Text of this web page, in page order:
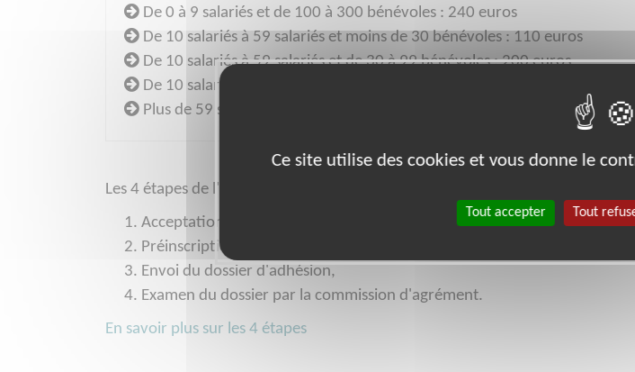
De 0 à 9 salariés et de 100 à 300 bénévoles : 240 euros
De 10 salariés à 59 salariés et moins de 30 bénévoles : 110 euros
De 10 salariés à 59 salariés et de 30 à 99 bénévoles : 200 euros
De 10 salariés à 59 salariés et de 100 à 300 bénévoles : 300 euros
Plus de 59 salariés et/ou plus de 300 bénévoles :
contactez-nous en
Les 4 étapes de l'adhésion :
Acceptation de la convention,
Préinscription en ligne,
Envoi du dossier d'adhésion,
Examen du dossier par la commission d'agrément.
En savoir plus sur les 4 étapes
Ce site utilise des cookies et vous donne le
Tout accepter Tout